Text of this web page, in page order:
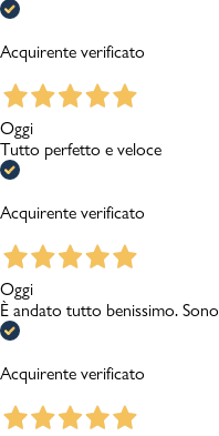
Acquirente verificato
Oggi
Tutto perfetto e veloce
Acquirente verificato
Oggi
È andato tutto benissimo.
Acquirente verificato